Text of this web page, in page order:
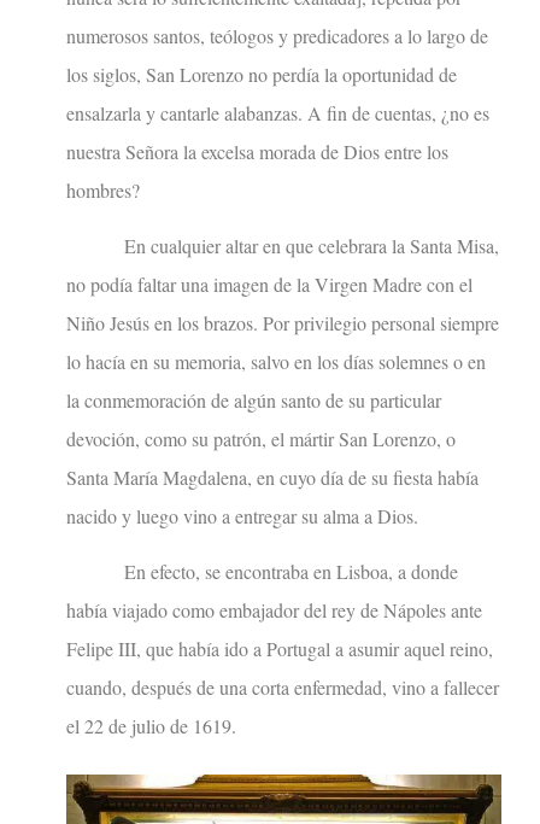
numerosos santos, teólogos y predicadores a lo largo de
los siglos, San Lorenzo no perdía la oportunidad de
ensalzarla y cantarle alabanzas. A fin de cuentas, ¿no es
nuestra Señora la excelsa morada de Dios entre los
hombres?
En cualquier altar en que celebrara la Santa Misa,
no podía faltar una imagen de la Virgen Madre con el
Niño Jesús en los brazos. Por privilegio personal siempre
lo hacía en su memoria, salvo en los días solemnes o en
la conmemoración de algún santo de su particular
devoción, como su patrón, el mártir San Lorenzo, o
Santa María Magdalena, en cuyo día de su fiesta había
nacido y luego vino a entregar su alma a Dios.
En efecto, se encontraba en Lisboa, a donde
había viajado como embajador del rey de Nápoles ante
Felipe III, que había ido a Portugal a asumir aquel reino,
cuando, después de una corta enfermedad, vino a fallecer
el 22 de julio de 1619.